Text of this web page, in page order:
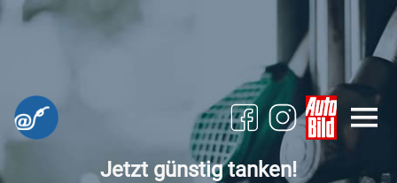
Jetzt günstig tanken!